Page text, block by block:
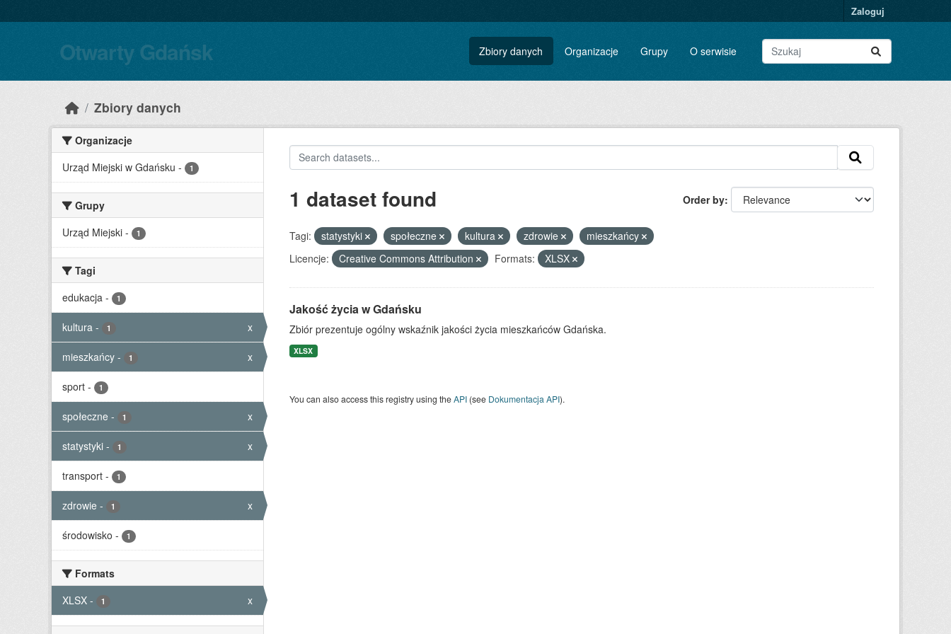
Zaloguj
Otwarty Gdańsk Zbiory danych Organizacje Grupy O serwisie
Zbiory danych
Organizacje
Urząd Miejski w Gdańsku - 1
Grupy
Urząd Miejski - 1
Tagi
edukacja - 1
kultura - 1 x
mieszkańcy - 1 x
sport - 1
społeczne - 1 x
statystyki - 1 x
transport - 1
zdrowie - 1 x
środowisko - 1
Formats
XLSX - 1 x
Order by
1 dataset found
Tagi: statystyki społeczne kultura zdrowie
mieszkańcy
Licencje:
Creative Commons Attribution Formats: XLSX
Jakość życia w Gdańsku
Zbiór prezentuje ogólny wskaźnik jakości życia mieszkańców Gdańska.
XLSX
You can also access this registry using theAPI(see Dokumentacja API).